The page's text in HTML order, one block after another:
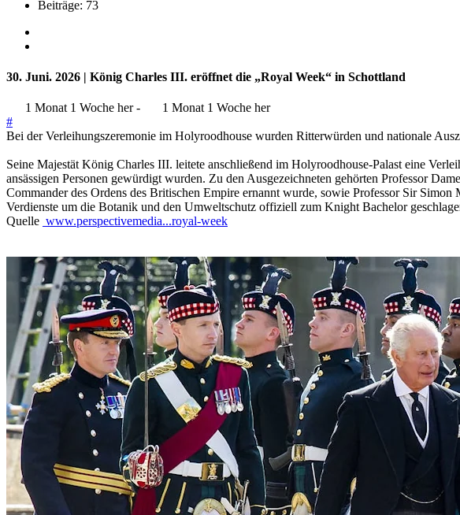
Beiträge: 73
30. Juni. 2026 | König Charles III. eröffnet die „Royal Week“ in Schottland
1 Monat 1 Woche her-
1 Monat 1 Woche her
#
Bei der Verleihungszeremonie im Holyroodhouse wurden Ritterwürden und nationale
Seine Majestät König Charles III. leitete anschließend im Holyroodhouse-Palast eine
ansässigen Personen gewürdigt wurden. Zu den Ausgezeichneten gehörten Professor
Commander des Ordens des Britischen Empire ernannt wurde, sowie Professor Sir
Verdienste um die Botanik und den Umweltschutz offiziell zum Knight Bachelor
Quelle www.perspectivemedia...royal-week